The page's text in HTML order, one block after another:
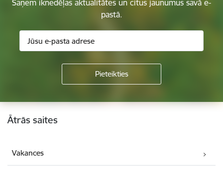
Saņem iknedēļas aktualitātes un citus jaunumus savā e-
pastā.
Kājene
Ātrās saites
Vakances